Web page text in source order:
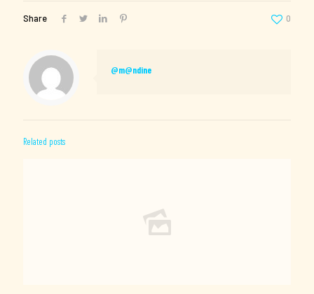
Share 0
@m@ndine
Related posts